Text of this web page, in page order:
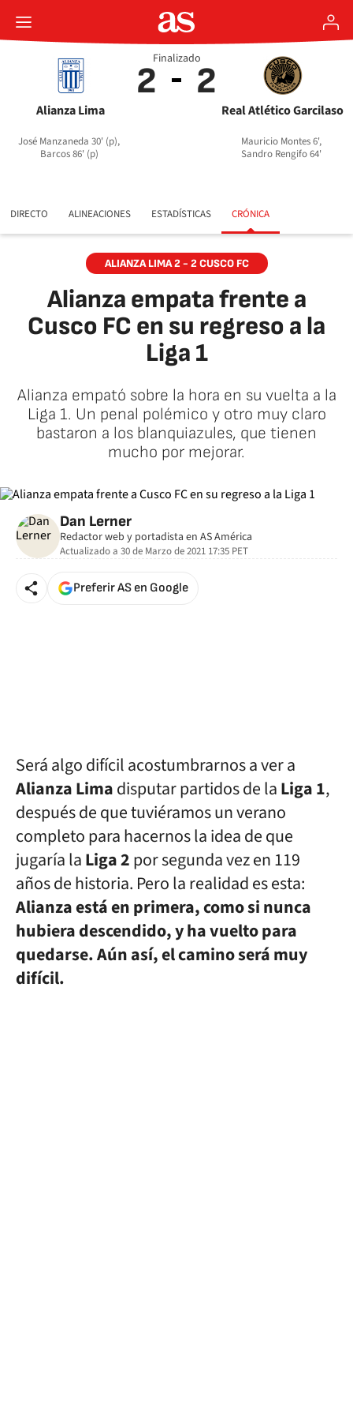
Alianza Lima
2
José Manzaneda 30' (p),
Barcos 86' (p)
Real Atlético Garcilaso
2
Mauricio Montes 6',
Sandro Rengifo 64'
Finalizado
DIRECTO ALINEACIONES ESTADÍSTICAS CRÓNICA
ALIANZA LIMA 2 - 2 CUSCO FC
Alianza empata frente a
Cusco FC en su regreso a la
Liga 1
Alianza empató sobre la hora en su vuelta a la
Liga 1. Un penal polémico y otro muy claro
bastaron a los blanquiazules, que tienen
mucho por mejorar.
Dan Lerner
Redactor web y portadista en AS América
Actualizado a 30 de Marzo de 2021 17:35 PET
Preferir AS en Google
Será algo difícil acostumbrarnos a ver a
Alianza Limadisputar partidos de laLiga 1,
después de que tuviéramos un verano
completo para hacernos la idea de que
jugaría laLiga 2por segunda vez en 119
años de historia. Pero la realidad es esta:
Alianza está en primera, como si nunca
hubiera descendido, y ha vuelto para
quedarse. Aún así, el camino será muy
difícil.